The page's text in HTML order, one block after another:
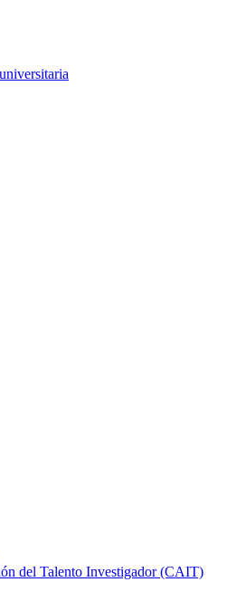
del Talento Investigador (CAIT)